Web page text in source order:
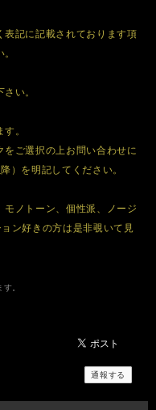
記に記載されております項
い。
。
をご選択の上お問い合わせに
）を明記してください。
ノトーン、個性派、ノージ
ン好きの方は是非覗いて見
。
通報する